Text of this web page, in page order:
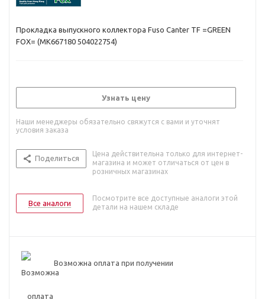
Прокладка выпускного коллектора Fuso Canter TF =GREEN
FOX= (MK667180 504022754)
Узнать цену
Наши менеджеры обязательно свяжутся с вами и уточнят
условия заказа
Поделиться
Цена действительна только для интернет-
магазина и может отличаться от цен в
розничных магазинах
Все аналоги
Посмотрите все доступные аналоги этой
детали на нашем складе
Возможна оплата при получении